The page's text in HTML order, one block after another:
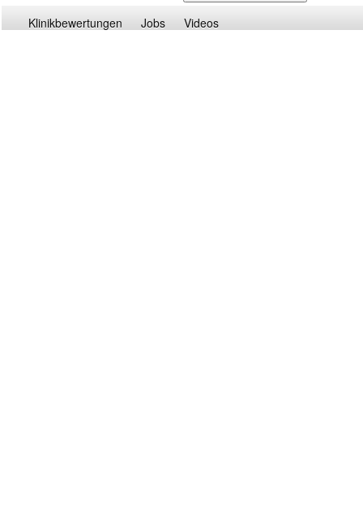
Klinikbewertungen Jobs Videos